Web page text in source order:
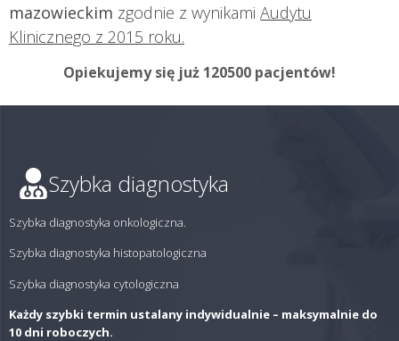
mazowieckim zgodnie z wynikami Audytu
Klinicznego z 2015 roku.
Opiekujemy się już 120500 pacjentów!
Szybka diagnostyka
Szybka diagnostyka onkologiczna.
Szybka diagnostyka histopatologiczna
Szybka diagnostyka cytologiczna
Każdy szybki termin ustalany indywidualnie – maksymalnie do
10 dni roboczych.